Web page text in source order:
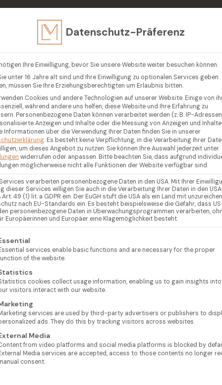
VERKAUFEN LUXUSIMMOBILIEN GEGENDEN
Datenschutz-Präferenz
Ihre Einwilligung, bevor Sie unsere Website weiter besuchen können.
unter 16 Jahre alt sind und Ihre Einwilligung zu optionalen Services geben
müssen Sie Ihre Erziehungsberechtigten um Erlaubnis bitten.
Cookies und andere Technologien auf unserer Website. Einige von
während andere uns helfen, diese Website und Ihre Erfahrung zu
Personenbezogene Daten können verarbeitet werden (z. B. IP-
Anzeigen und Inhalte oder die Messung von Anzeigen und
Informationen über die Verwendung Ihrer Daten finden Sie in unserer
. Es besteht keine Verpflichtung, in die Verarbeitung Ihrer
um dieses Angebot zu nutzen. Sie können Ihre Auswahl jederzeit unter
widerrufen oder anpassen. Bitte beachten Sie, dass aufgrund
möglicherweise nicht alle Funktionen der Website verfügbar sind.
verarbeiten personenbezogene Daten in den USA. Mit Ihrer
dieser Services willigen Sie auch in die Verarbeitung Ihrer Daten in den USA
49 (1) lit. a GDPR ein. Der EuGH stuft die USA als ein Land mit
nach EU-Standards ein. Es besteht beispielsweise die Gefahr, dass
personenbezogene Daten in Überwachungsprogrammen verarbeiten,
Europäerinnen und Europäer eine Klagemöglichkeit besteht.
eine Liste der Service-Gruppen, für die eine Einwilligung
services enable basic functions and are necessary for the proper
of the website.
cookies collect usage information, enabling us to gain insights
visitors interact with our website.
services are used by third-party advertisers or publishers to
ads. They do this by tracking visitors across websites.
Media
from video platforms and social media platforms is blocked by
Media services are accepted, access to those contents no longer
consent.